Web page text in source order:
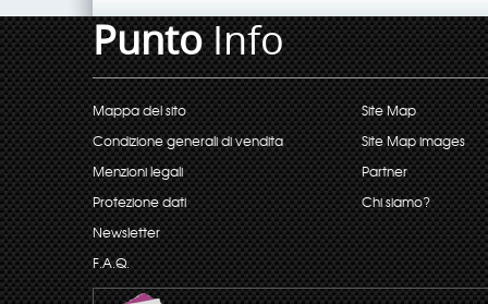
PuntoInfo
Mappa del sito
Condizione generali di vendita
Menzioni legali
Protezione dati
Newsletter
F.A.Q.
Site Map
Site Map images
Partner
Chi siamo?